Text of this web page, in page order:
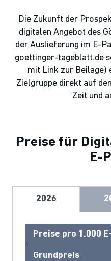
Die Zukunft der
digitalen Angebot des
der Auslieferung im E-
goettinger-tageblatt.de
mit Link zur Beilage)
Zielgruppe direkt auf
Zeit und
Preise für
E-
2026
Preise pro 1.000
Grundpreis